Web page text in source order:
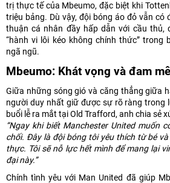
trị thực tế của Mbeumo, đặc biệt khi
triệu bảng. Dù vậy, đội bóng áo đỏ vẫn có
thuận cá nhân đầy hấp dẫn với cầu thủ,
“hành vi lôi kéo không chính thức” trong
ngã ngũ.
Mbeumo: Khát vọng và đam
Giữa những sóng gió và căng thẳng giữa
người duy nhất giữ được sự rõ ràng trong
buổi lễ ra mắt tại Old Trafford, anh chia sẻ
“Ngay khi biết Manchester United muốn
chối. Đây là đội bóng tôi yêu thích từ bé
thực. Tôi sẽ nỗ lực hết mình để mang lại
đại này.”
Chính tình yêu với Man United đã giúp